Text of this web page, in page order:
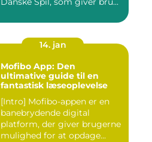
14. jan
Mofibo App: Den
ultimative guide til en
fantastisk læseoplevelse
[Intro] Mofibo-appen er en
banebrydende digital
platform, der giver brugerne
mulighed for at opdage...